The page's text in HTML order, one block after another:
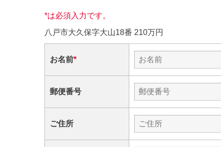
*は必須入力です。
八戸市大久保字大山18番 210万円
お名前*
郵便番号
ご住所